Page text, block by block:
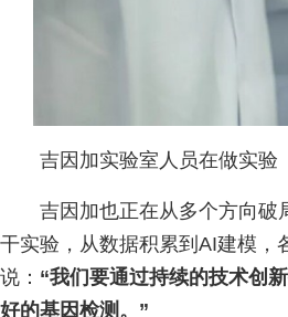
吉因加实验室人员在做实验
吉因加也正在从多个方向破
干实验，从数据积累到AI建模，
说： “我们要通过持续的技术创
好的基因检测。”